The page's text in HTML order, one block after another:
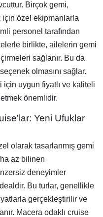
Birçok gemi,
için özel ekipmanlarla
personel tarafından
birlikte, ailelerin gemi
sağlanır. Bu da
olmasını sağlar.
uygun fiyatlı ve kaliteli
önemlidir.
Yeni Ufuklar
olarak tasarlanmış gemi
az bilinen
deneyimler
Bu turlar, genellikle
gerçekleştirilir ve
Macera odaklı cruise